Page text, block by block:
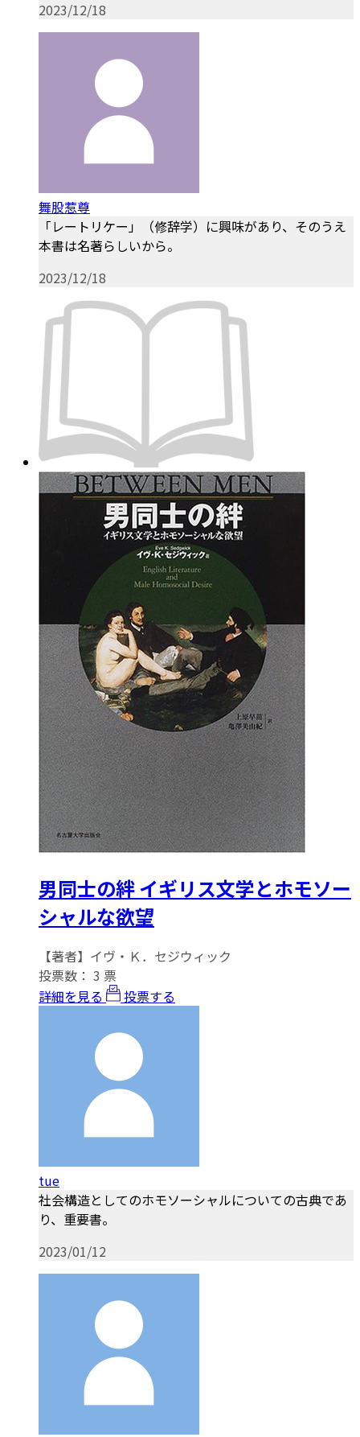
2023/12/18
舞股惹尊
「レートリケー」（修辞学）に興味があり、そのうえ
本書は名著らしいから。
2023/12/18
男同士の絆 イギリス文学とホモソー
シャルな欲望
【著者】イヴ・Ｋ．セジウィック
投票数： 3 票
詳細を見る
投票する
tue
社会構造としてのホモソーシャルについての古典であ
り、重要書。
2023/01/12